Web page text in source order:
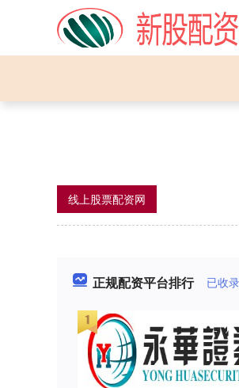
线上股票配资网
正规配资平台排行 已收录